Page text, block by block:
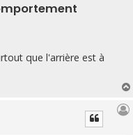
que l'arrière est à